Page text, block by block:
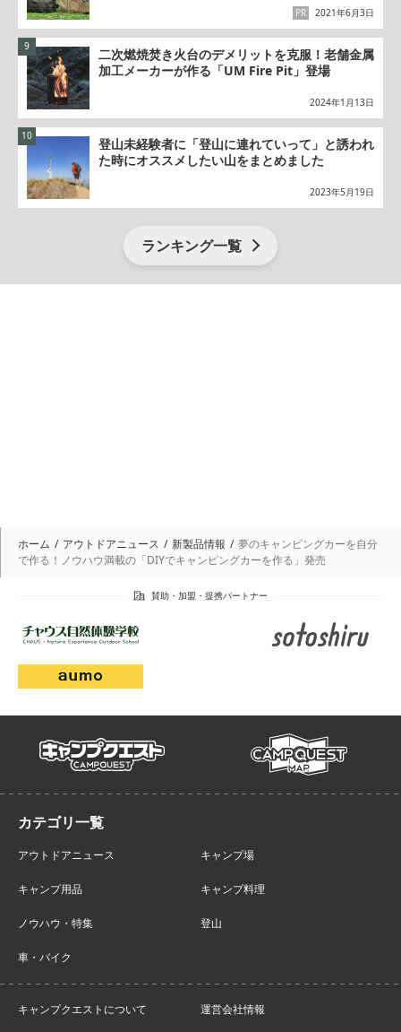
2021年6月3日
PR
二次燃焼焚き火台のデメリットを克服！老舗金属
加工メーカーが作る「UM Fire Pit」登場
2024年1月13日
登山未経験者に「登山に連れていって」と誘われ
た時にオススメしたい山をまとめました
2023年5月19日
ランキング一覧
ホーム アウトドアニュース 新製品情報
夢のキャンピングカーを自分
で作る！ノウハウ満載の「DIYでキャンピングカーを作る」発売
campquest campmap
アウトドアニュース キャンプ場
キャンプ用品 キャンプ料理
ノウハウ・特集 登山
車・バイク
キャンプクエストについて 運営会社情報